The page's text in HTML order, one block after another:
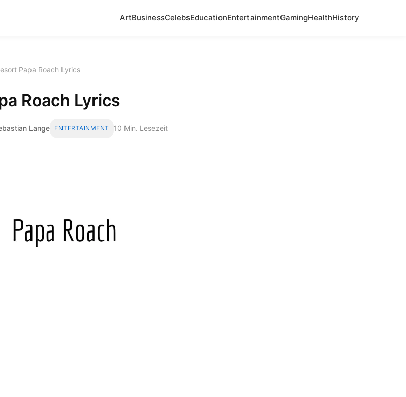
ArtBusinessCelebsEducationEntertainmentGamingHealthHistory
Papa Roach Lyrics
Roach Lyrics
Lange ENTERTAINMENT 10 Min. Lesezeit